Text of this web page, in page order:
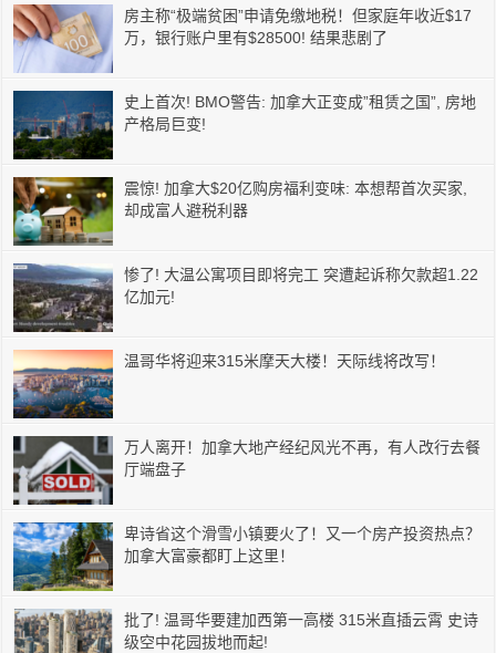
房主称“极端贫困”申请免缴地税！但家庭年收近$17
万，银行账户里有$28500! 结果悲剧了
史上首次! BMO警告: 加拿大正变成”租赁之国”, 房地
产格局巨变!
震惊! 加拿大$20亿购房福利变味: 本想帮首次买家,
却成富人避税利器
惨了! 大温公寓项目即将完工 突遭起诉称欠款超1.22
亿加元!
温哥华将迎来315米摩天大楼！天际线将改写！
万人离开！加拿大地产经纪风光不再，有人改行去餐
厅端盘子
卑诗省这个滑雪小镇要火了！又一个房产投资热点？
加拿大富豪都盯上这里！
批了! 温哥华要建加西第一高楼 315米直插云霄 史诗
级空中花园拔地而起!